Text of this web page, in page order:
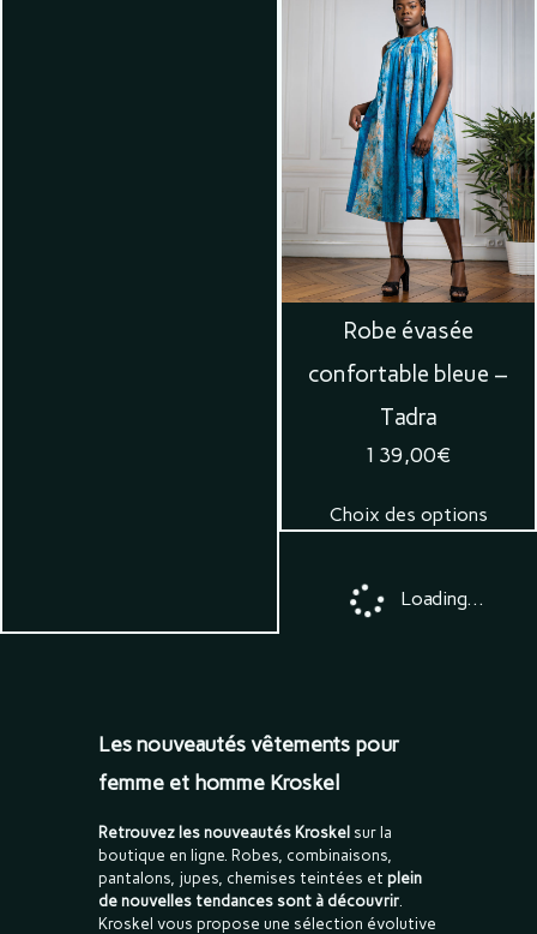
Robe évasée
confortable bleue –
Tadra
139,00€
Choix des options
Loading...
Les nouveautés vêtements pour
femme et homme Kroskel
Retrouvez les nouveautés Kroskel sur la
boutique en ligne. Robes, combinaisons,
pantalons, jupes, chemises teintées et plein
de nouvelles tendances sont à découvrir
Kroskel vous propose une sélection évolutive